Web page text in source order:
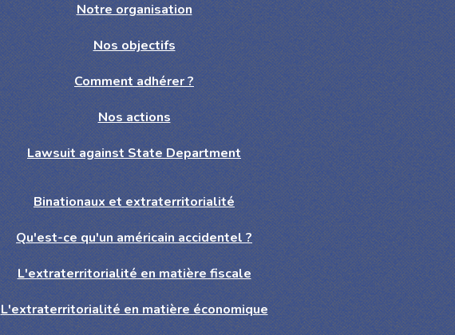
Notre organisation
Nos objectifs
Comment adhérer ?
Nos actions
Lawsuit against State Department
Binationaux et extraterritorialité
Qu'est-ce qu'un américain accidentel ?
L'extraterritorialité en matière fiscale
L'extraterritorialité en matière économique